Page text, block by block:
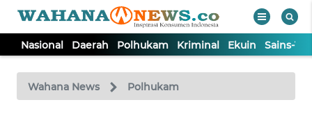
Nasional Daerah Polhukam Kriminal Ekuin Sains-
Wahana News Polhukam
TV
Tutup